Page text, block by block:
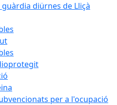
guàrdia diürnes de Lliçà
per a l'ocupació